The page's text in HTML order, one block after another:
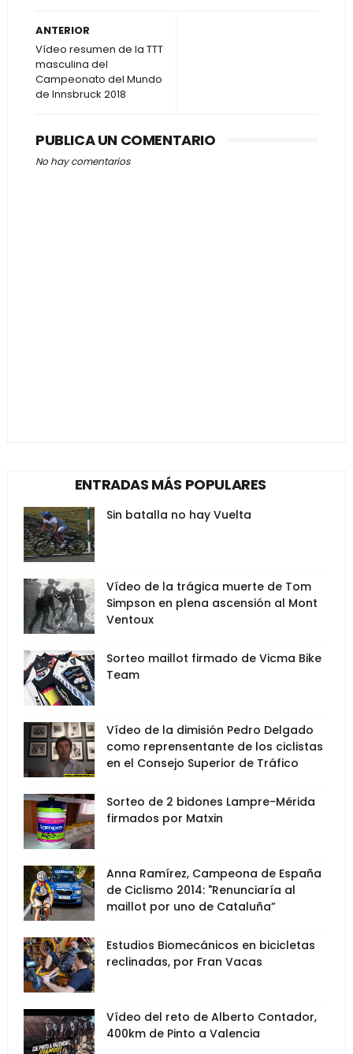
ANTERIOR
Vídeo resumen de la TTT
masculina del
Campeonato del Mundo
de Innsbruck 2018
PUBLICA UN COMENTARIO
No hay comentarios
ENTRADAS MÁS POPULARES
Sin batalla no hay Vuelta
Vídeo de la trágica muerte de Tom
Simpson en plena ascensión al Mont
Ventoux
Sorteo maillot firmado de Vicma Bike
Team
Vídeo de la dimisión Pedro Delgado
como reprensentante de los ciclistas
en el Consejo Superior de Tráfico
Sorteo de 2 bidones Lampre-Mérida
firmados por Matxin
Anna Ramírez, Campeona de España
de Ciclismo 2014: "Renunciaría al
maillot por uno de Cataluña”
Estudios Biomecánicos en bicicletas
reclinadas, por Fran Vacas
Vídeo del reto de Alberto Contador,
400km de Pinto a Valencia